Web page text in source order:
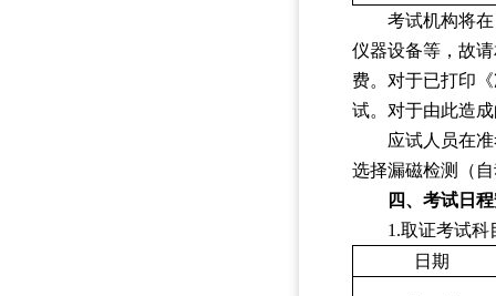
考试机构将
仪器设备等，故
费。对于已打印
试。对于由此造
应试人员在
选择漏磁检测（
四、考试日
1.取证考试科
日期